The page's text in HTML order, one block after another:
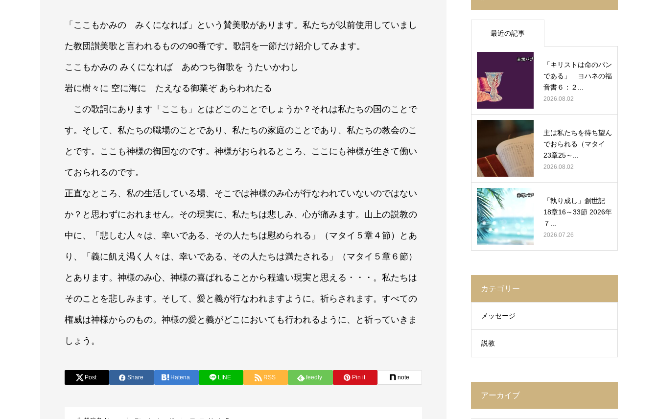
「ここもかみの みくになれば」という賛美歌があります。私たちが以前使用していまし
た教団讃美歌と言われるものの90番です。歌詞を一節だけ紹介してみます。
ここもかみの みくになれば あめつち御歌を うたいかわし
岩に樹々に 空に海に たえなる御業ぞ あらわれたる
この歌詞にあります「ここも」とはどこのことでしょうか？それは私たちの国のことで
す。そして、私たちの職場のことであり、私たちの家庭のことであり、私たちの教会のこ
とです。ここも神様の御国なのです。神様がおられるところ、ここにも神様が生きて働い
ておられるのです。
正直なところ、私の生活している場、そこでは神様のみ心が行なわれていないのではない
か？と思わずにおれません。その現実に、私たちは悲しみ、心が痛みます。山上の説教の
中に、「悲しむ人々は、幸いである、その人たちは慰められる」（マタイ５章４節）とあ
り、「義に飢え渇く人々は、幸いである、その人たちは満たされる」（マタイ５章６節）
とあります。神様のみ心、神様の喜ばれることから程遠い現実と思える・・・。私たちは
そのことを悲しみます。そして、愛と義が行なわれますように。祈らされます。すべての
権威は神様からのもの。神様の愛と義がどこにおいても行われるように、と祈っていきま
しょう。
Post Share Hatena LINE RSS feedly Pin it note
最近の記事
「キリストは命のパン
である」 ヨハネの福
音書６：２...
2026.08.02
主は私たちを待ち望ん
でおられる（マタイ
23章25～...
2026.08.02
「執り成し」創世記
18章16～33節 2026年
７...
2026.07.26
カテゴリー
メッセージ
説教
アーカイブ